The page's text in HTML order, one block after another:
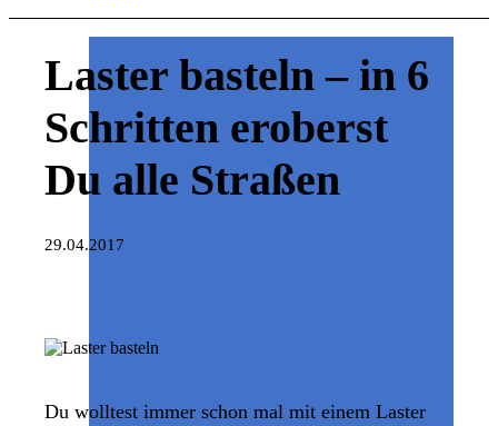
Laster basteln – in 6
Schritten eroberst
Du alle Straßen
29.04.2017
Du wolltest immer schon mal mit einem Laster